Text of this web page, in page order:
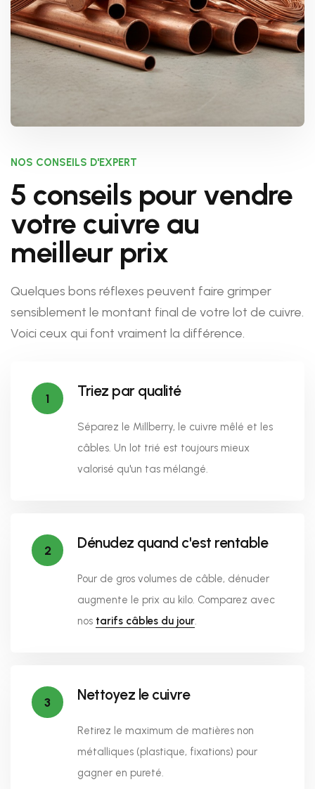
NOS CONSEILS D'EXPERT
5 conseils pour vendre
votre cuivre au
meilleur prix
Quelques bons réflexes peuvent faire grimper
sensiblement le montant final de votre lot de cuivre.
Voici ceux qui font vraiment la différence.
1 Triez par qualité
Séparez le Millberry, le cuivre mêlé et les
câbles. Un lot trié est toujours mieux
valorisé qu'un tas mélangé.
2 Dénudez quand c'est rentable
Pour de gros volumes de câble, dénuder
augmente le prix au kilo. Comparez avec
nos tarifs câbles du jour.
3 Nettoyez le cuivre
Retirez le maximum de matières non
métalliques (plastique, fixations) pour
gagner en pureté.